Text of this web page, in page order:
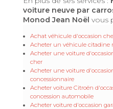
voiture neuve par
Monod Jean Noël vous
Achat véhicule d'occasion
Acheter un véhicule citadine
Acheter une voiture
cher
Acheter une voiture
concessionnaire
Acheter voiture Citroën
concession automobile
Acheter voiture d'occasion